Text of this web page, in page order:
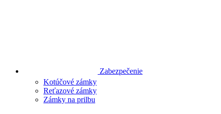
Zabezpečenie
Kotúčové zámky
Reťazové zámky
Zámky na prilbu